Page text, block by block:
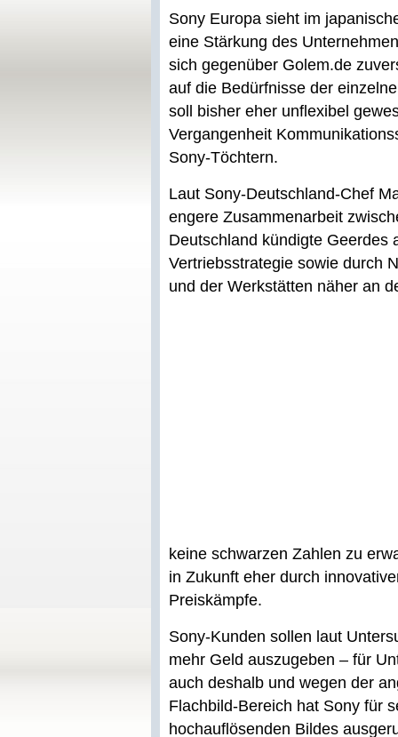
Sony Europa sieht im
eine Stärkung des
sich gegenüber Golem.de
auf die Bedürfnisse der
soll bisher eher unflexibel
Vergangenheit
Sony-Töchtern.
Laut Sony-Deutschland-Chef
engere Zusammenarbeit
Deutschland kündigte Geerdes
Vertriebsstrategie sowie durch
und der Werkstätten näher an
keine schwarzen Zahlen zu
in Zukunft eher durch
Preiskämpfe.
Sony-Kunden sollen laut
mehr Geld auszugeben – für
auch deshalb und wegen der
Flachbild-Bereich hat Sony für
hochauflösenden Bildes